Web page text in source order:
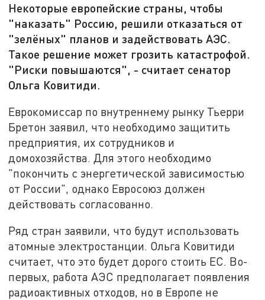
Некоторые европейские страны, чтобы
"наказать" Россию, решили отказаться от
"зелёных" планов и задействовать АЭС.
Такое решение может грозить катастрофой.
"Риски повышаются", - считает сенатор
Ольга Ковитиди.
Еврокомиссар по внутреннему рынку Тьерри
Бретон заявил, что необходимо защитить
предприятия, их сотрудников и
домохозяйства. Для этого необходимо
"покончить с энергетической зависимостью
от России", однако Евросоюз должен
действовать согласованно.
Ряд стран заявили, что будут использовать
атомные электростанции. Ольга Ковитиди
считает, что это будет дорого стоить ЕС. Во-
первых, работа АЭС предполагает появления
радиоактивных отходов, но в Европе не